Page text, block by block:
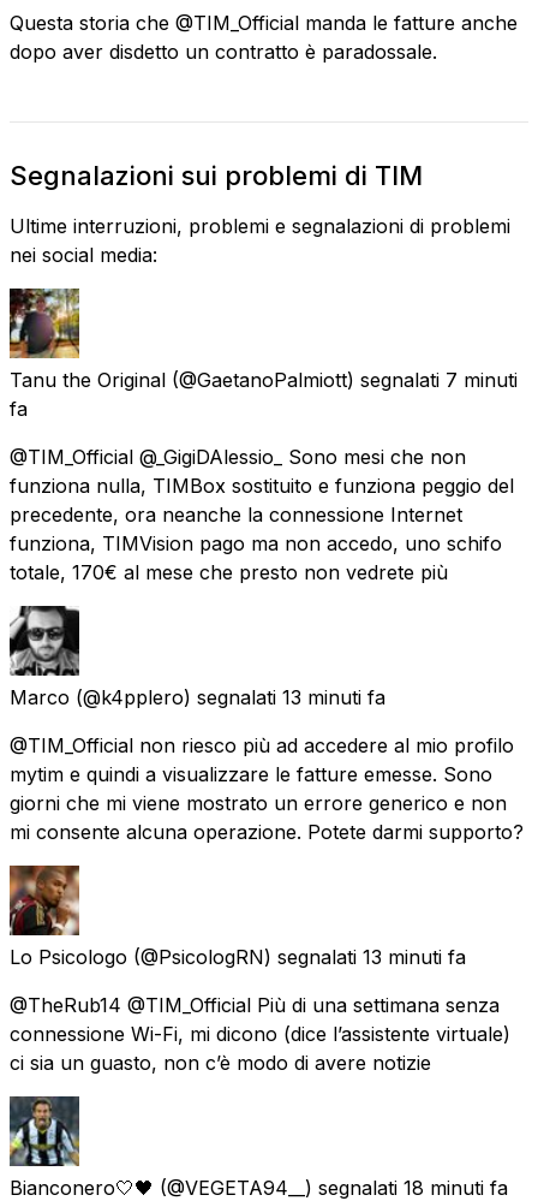
Questa storia che @TIM_Official manda le fatture anche
dopo aver disdetto un contratto è paradossale.
Segnalazioni sui problemi di TIM
Ultime interruzioni, problemi e segnalazioni di problemi
nei social media:
Tanu the Original (@GaetanoPalmiott) segnalati 7 minuti
fa
@TIM_Official @_GigiDAlessio_ Sono mesi che non
funziona nulla, TIMBox sostituito e funziona peggio del
precedente, ora neanche la connessione Internet
funziona, TIMVision pago ma non accedo, uno schifo
totale, 170€ al mese che presto non vedrete più
Marco (@k4pplero) segnalati 13 minuti fa
@TIM_Official non riesco più ad accedere al mio profilo
mytim e quindi a visualizzare le fatture emesse. Sono
giorni che mi viene mostrato un errore generico e non
mi consente alcuna operazione. Potete darmi supporto?
Lo Psicologo (@PsicologRN) segnalati 13 minuti fa
@TheRub14 @TIM_Official Più di una settimana senza
connessione Wi-Fi, mi dicono (dice l’assistente virtuale)
ci sia un guasto, non c’è modo di avere notizie
Bianconero🤍🖤 (@VEGETA94__) segnalati 18 minuti fa